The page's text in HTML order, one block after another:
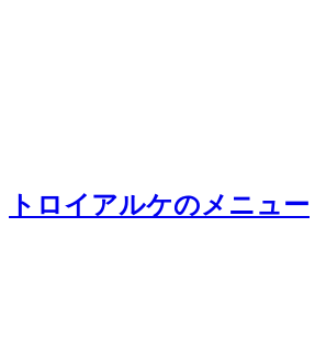
トロイアルケのメニュー